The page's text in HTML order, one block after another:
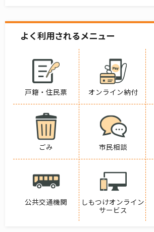
よく利用されるメニュー
戸籍・住民票 オンライン納付
ごみ 市民相談
公共交通機関
しもつけオンライン
サービス